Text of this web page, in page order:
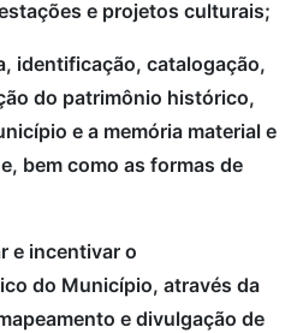
e projetos culturais;
identificação, catalogação,
do patrimônio histórico,
e a memória material e
bem como as formas de
e incentivar o
do Município, através da
e divulgação de